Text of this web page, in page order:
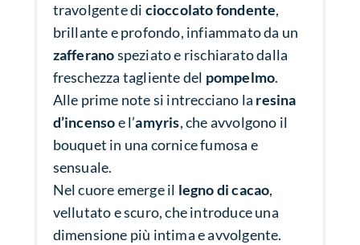
travolgente di cioccolato fondente,
brillante e profondo, infiammato da un
zafferanospeziato e rischiarato dalla
freschezza tagliente del pompelmo.
Alle prime note si intrecciano la resina
d’incensoe l’amyris, che avvolgono il
bouquet in una cornice fumosa e
sensuale.
Nel cuore emerge il legno di cacao,
vellutato e scuro, che introduce una
dimensione più intima e avvolgente.